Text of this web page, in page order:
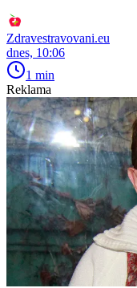
Zdravestravovani.eu
dnes, 10:06
1 min
Reklama